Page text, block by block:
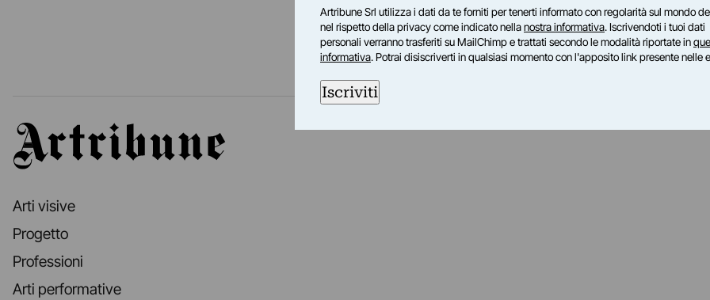
Artribune
Arti visive
Progetto
Professioni
Arti performative
Artribune Srl utilizza i dati da te forniti per tenerti informato con regolarità sul mondo
nel rispetto della privacy come indicato nellanostra informativa. Iscrivendoti i tuoi dati
personali verranno trasferiti su MailChimp e trattati secondo le modalità riportate in
informativa. Potrai disiscriverti in qualsiasi momento con l'apposito link presente nelle
Iscriviti